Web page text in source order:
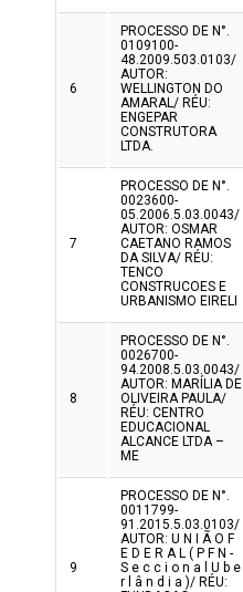
6
PROCESSO DE N°.
0109100-
48.2009.503.0103/
AUTOR:
WELLINGTON DO
AMARAL/ RÉU:
ENGEPAR
CONSTRUTORA
LTDA.
7
PROCESSO DE N°.
0023600-
05.2006.5.03.0043/
AUTOR: OSMAR
CAETANO RAMOS
DA SILVA/ RÉU:
TENCO
CONSTRUCOES E
URBANISMO EIRELI
8
PROCESSO DE N°.
0026700-
94.2008.5.03.0043/
AUTOR: MARÍLIA DE
OLIVEIRA PAULA/
RÉU: CENTRO
EDUCACIONAL
ALCANCE LTDA –
ME
9
PROCESSO DE N°.
0011799-
91.2015.5.03.0103/
AUTOR: U N I Ã O F
E D E R A L ( P F N -
S e c c i o n a l U b e
r l â n d i a )/ RÉU: